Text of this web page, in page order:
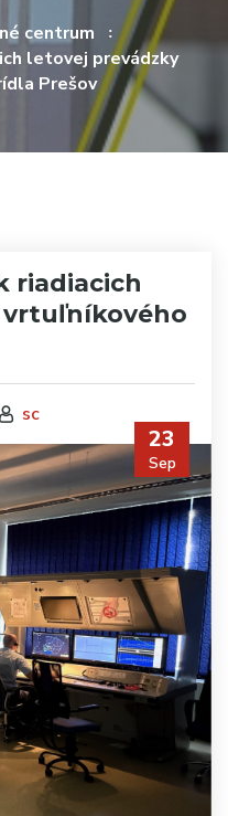
centrum
letovej prevádzky
Prešov
riadiacich
vrtuľníkového
sc
23
Sep